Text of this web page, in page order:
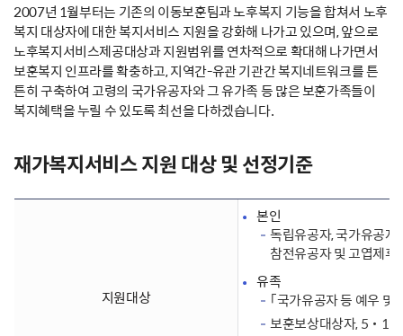
2007년 1월부터는 기존의 이동보훈팀과 노후복지 기능을 합쳐서 노후
복지 대상자에 대한 복지서비스 지원을 강화해 나가고 있으며, 앞으로
노후복지서비스제공대상과 지원범위를 연차적으로 확대해 나가면서
보훈복지 인프라를 확충하고, 지역간-유관 기관간 복지네트워크를 튼
튼히 구축하여 고령의 국가유공자와 그 유가족 등 많은 보훈가족들이
복지혜택을 누릴 수 있도록 최선을 다하겠습니다.
재가복지서비스 지원 대상 및 선정기준
지원대상
본인
독립유공자, 국가유공
참전유공자 및 고엽제후
유족
｢국가유공자 등 예우 및
보훈보상대상자, 5‧18